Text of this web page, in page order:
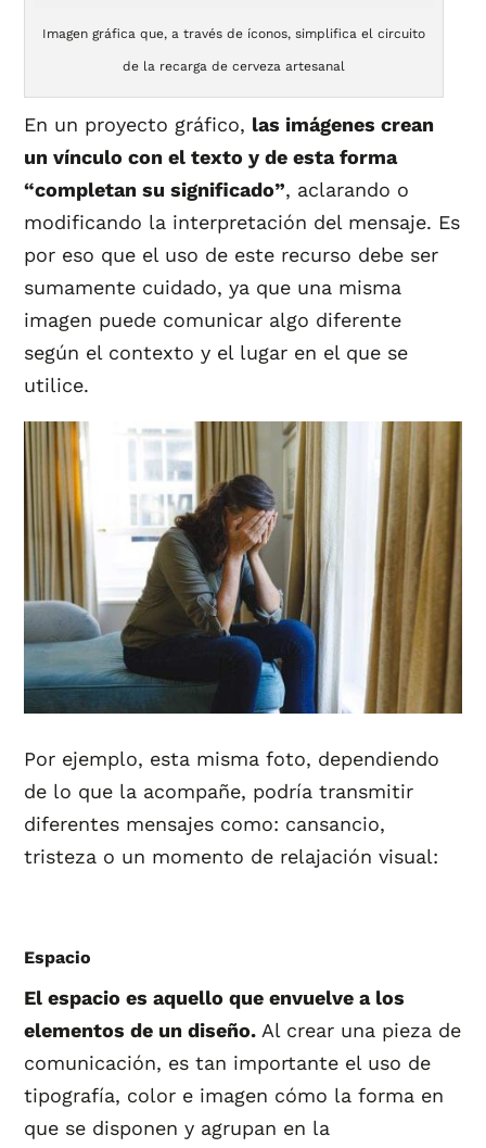
Imagen gráfica que, a través de íconos, simplifica el circuito
de la recarga de cerveza artesanal
En un proyecto gráfico, las imágenes crean
un vínculo con el texto y de esta forma
“completan su significado”, aclarando o
modificando la interpretación del mensaje. Es
por eso que el uso de este recurso debe ser
sumamente cuidado, ya que una misma
imagen puede comunicar algo diferente
según el contexto y el lugar en el que se
utilice.
Por ejemplo, esta misma foto, dependiendo
de lo que la acompañe, podría transmitir
diferentes mensajes como: cansancio,
tristeza o un momento de relajación visual:
Espacio
El espacio es aquello que envuelve a los
elementos de un diseño. Al crear una pieza de
comunicación, es tan importante el uso de
tipografía, color e imagen cómo la forma en
que se disponen y agrupan en la